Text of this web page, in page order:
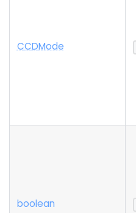
CCDMode
boolean